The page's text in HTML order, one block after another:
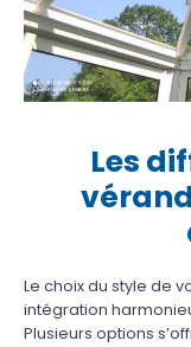
Les
Le choix du style de
intégration
Plusieurs options